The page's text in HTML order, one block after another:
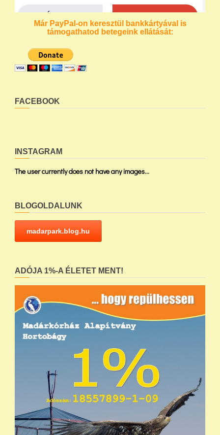
Már PayPal-on keresztül bankkártyával is
támogathatod betegeink ellátását:
FACEBOOK
INSTAGRAM
The user currently does not have any images...
BLOGOLDALUNK
madarpark.blog.hu
ADÓJA 1%-A ÉLETET MENT!